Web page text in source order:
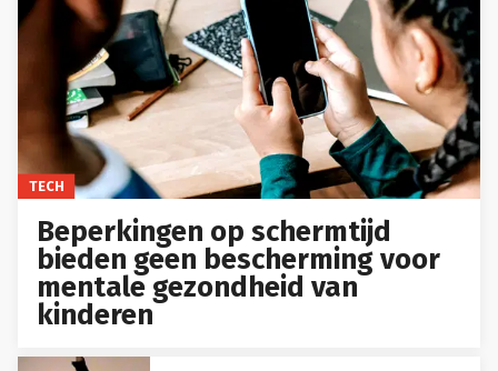
TECH
Beperkingen op schermtijd
bieden geen bescherming voor
mentale gezondheid van
kinderen